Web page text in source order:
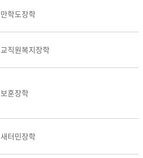
만학도장학
교직원복지장학
보훈장학
새터민장학